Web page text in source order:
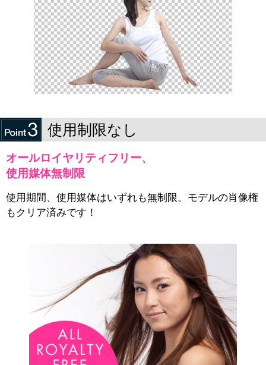
使用制限なし
オールロイヤリティフリー、
使用媒体無制限
使用期間、使用媒体はいずれも無制限。モデルの肖像権
もクリア済みです！